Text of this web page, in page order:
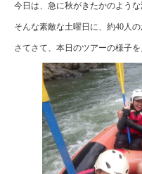
今日は、急に秋がきたかのよう
そんな素敵な土曜日に、約40人
さてさて、本日のツアーの様子